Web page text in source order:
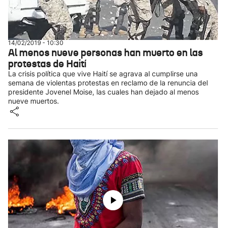
14/02/2019 - 10:30
Al menos nueve personas han muerto en las
protestas de Haití
La crisis política que vive Haití se agrava al cumplirse una
semana de violentas protestas en reclamo de la renuncia del
presidente Jovenel Moise, las cuales han dejado al menos
nueve muertos.